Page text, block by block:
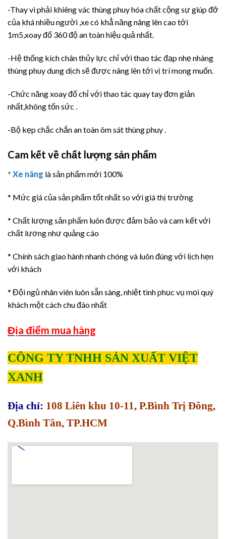
-Thay vì phải khiêng vác thùng phuy hóa chất cộng sự giúp đỡ
của khá nhiều người ,xe có khẳ năng nâng lên cao tới
1m5,xoay đổ 360 độ an toàn hiệu quả nhất.
-Hệ thống kích chân thủy lực chỉ với thao tác đạp nhẹ nhàng
thùng phuy dung dịch sẽ được nâng lên tới vị trí mong muốn.
-Chức năng xoay đổ chỉ với thao tác quay tay đơn giản
nhất,không tốn sức .
-Bộ kẹp chắc chắn an toàn ôm sát thùng phuy .
Cam kết về chất lượng sản phẩm
* Xe nâng là sản phẩm mới 100%
* Mức giá của sản phẩm tốt nhất so với giá thị trường
* Chất lượng sản phẩm luôn được đảm bảo và cam kết với
chất lương như quảng cáo
* Chính sách giao hành nhanh chóng và luôn đúng với lịch hẹn
với khách
* Đội ngủ nhân viên luôn sẵn sàng, nhiệt tình phục vụ mọi quý
khách một cách chu đáo nhất
Địa điểm mua hàng
CÔNG TY TNHH SẢN XUẤT VIỆT
XANH
Địa chỉ: 108 Liên khu 10-11, P.Bình Trị Đông,
Q.Bình Tân, TP.HCM